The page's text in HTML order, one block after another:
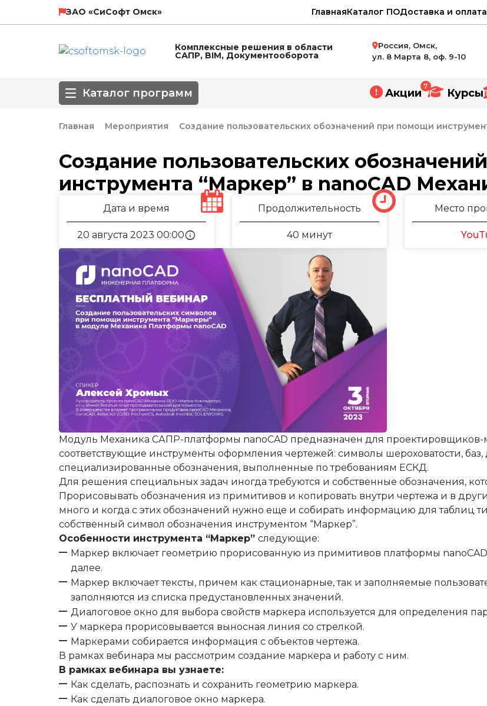
ЗАО «СиСофт Омск» ГлавнаяКаталог ПОДоставка и оплата
Комплексные решения в области
САПР, BIM, Документооборота
Россия, Омск,
ул. 8 Марта 8, оф. 9-10
Каталог программ
НТП Трубопровод SCAD Soft
3D-моделирование
BIM Автоматизированное проектирование
Базовые САПРИнженерные сети
Обработка сканированных изображений
Оформление чертежей
ПОС, ППР
Строительство и архитектура
ЕСКД Машиностроение
Электротехнические решения
Системы контроля и автоматики
Инженерные изыскания
Магистральные трубопроводы
Технологические решения
ДокументооборотЭлектронный архив
Визуализация
Нормативно-техническая документацияУправление объектами недвижимости
Разработка радиоэлектронных устройств
Облачные сервисы
Операционные системы
Защита данныхКаталоги
Корпоративные системыСистемы контроля и автоматики
Акции
7
Курсы
Главная Мероприятия Создание пользовательских обозначений при помощи
Создание пользовательских
инструмента “Маркер” в nanoCAD
Дата и время
20 августа 2023 00:00info
Продолжительность
40 минут
Место
Модуль Механика САПР-платформы nanoCAD предназначен для
соответствующие инструменты оформления чертежей: символы шероховатости, баз,
специализированные обозначения, выполненные по требованиям ЕСКД.
Для решения специальных задач иногда требуются и собственные обозначения,
Прорисовывать обозначения из примитивов и копировать внутри чертежа и в
много и когда с этих обозначений нужно еще и собирать информацию для таблиц
собственный символ обозначения инструментом “Маркер”.
Особенности инструмента “Маркер” следующие:
Маркер включает геометрию прорисованную из примитивов платформы
далее.
Маркер включает тексты, причем как стационарные, так и заполняемые
заполняются из списка предустановленных значений.
Диалоговое окно для выбора свойств маркера используется для определения
У маркера прорисовывается выносная линия со стрелкой.
Маркерами собирается информация с объектов чертежа.
В рамках вебинара мы рассмотрим создание маркера и работу с ним.
В рамках вебинара вы узнаете:
Как сделать, распознать и сохранить геометрию маркера.
Как сделать диалоговое окно маркера.